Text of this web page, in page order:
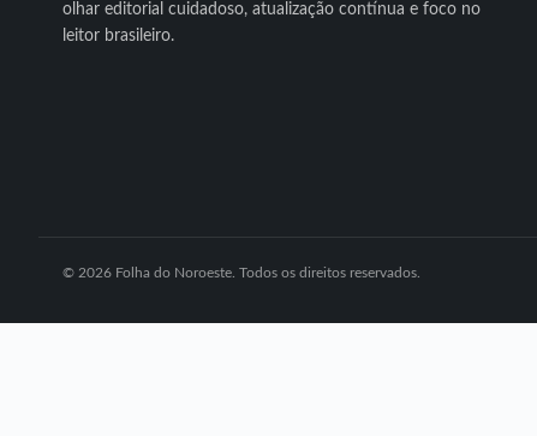
olhar editorial cuidadoso, atualização contínua e foco no
leitor brasileiro.
© 2026 Folha do Noroeste. Todos os direitos reservados.